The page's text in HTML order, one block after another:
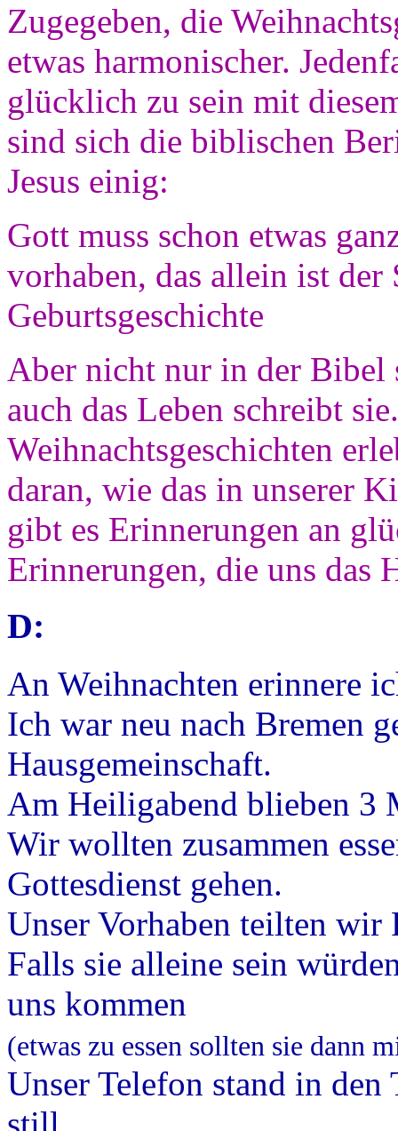
Zugegeben, die
etwas harmonischer.
glücklich zu sein mit
sind sich die biblischen
Jesus einig:
Gott muss schon etwas
vorhaben, das allein ist
Geburtsgeschichte
Aber nicht nur in der Bibel
auch das Leben schreibt
Weihnachtsgeschichten
daran, wie das in unserer
gibt es Erinnerungen an
Erinnerungen, die uns das
D:
An Weihnachten erinnere
Ich war neu nach Bremen
Hausgemeinschaft.
Am Heiligabend blieben 3
Wir wollten zusammen
Gottesdienst gehen.
Unser Vorhaben teilten wir
Falls sie alleine sein
uns kommen
(etwas zu essen sollten sie dann
Unser Telefon stand in